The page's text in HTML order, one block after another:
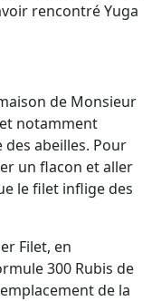
rencontré Yuga
de Monsieur
notamment
abeilles. Pour
un flacon et aller
le filet inflige des
Filet, en
300 Rubis de
de la